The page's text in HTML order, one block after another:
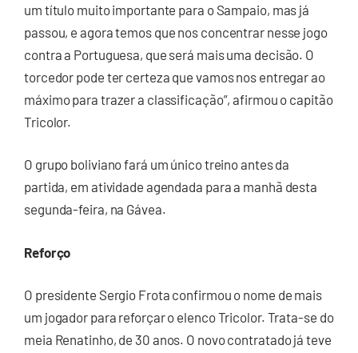
um título muito importante para o Sampaio, mas já
passou, e agora temos que nos concentrar nesse jogo
contra a Portuguesa, que será mais uma decisão. O
torcedor pode ter certeza que vamos nos entregar ao
máximo para trazer a classificação”, afirmou o capitão
Tricolor.
O grupo boliviano fará um único treino antes da
partida, em atividade agendada para a manhã desta
segunda-feira, na Gávea.
Reforço
O presidente Sergio Frota confirmou o nome de mais
um jogador para reforçar o elenco Tricolor. Trata-se do
meia Renatinho, de 30 anos. O novo contratado já teve